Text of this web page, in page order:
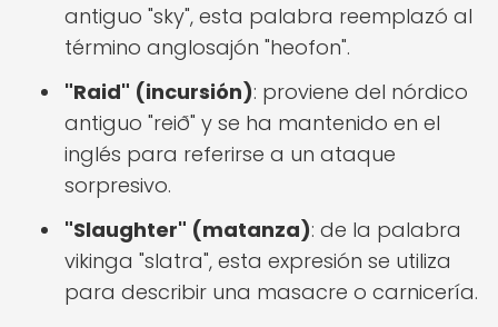
antiguo "sky", esta palabra reemplazó al
término anglosajón "heofon".
"Raid" (incursión): proviene del nórdico
antiguo "reið" y se ha mantenido en el
inglés para referirse a un ataque
sorpresivo.
"Slaughter" (matanza): de la palabra
vikinga "slatra", esta expresión se utiliza
para describir una masacre o carnicería.